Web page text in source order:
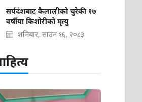
सर्पदंशबाट कैलालीको चुरेकी १७
वर्षीया किशोरीको मृत्यु
शनिबार, साउन १६, २०८३